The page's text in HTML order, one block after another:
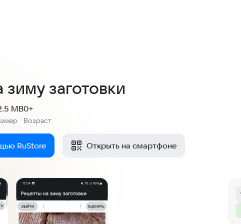
заготовки
MB
Возраст
0+
RuStore Открыть на смартфоне